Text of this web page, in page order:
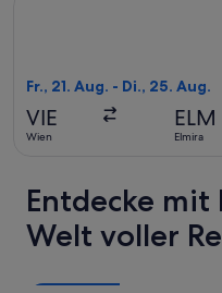
Fr., 21. Aug. - Di., 25. Aug.
VIE
Wien
ELM
Elmira
Entdecke mit
Welt voller